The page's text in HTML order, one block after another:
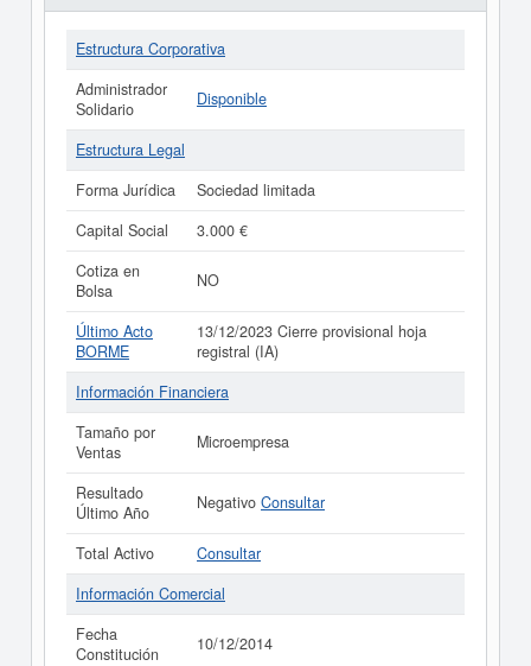
Estructura Corporativa
Administrador
Solidario
Disponible
Estructura Legal
Forma Jurídica
Sociedad limitada
Capital Social
3.000 €
Cotiza en
Bolsa
NO
Último Acto
BORME
13/12/2023 Cierre provisional hoja
registral (IA)
Información Financiera
Tamaño por
Ventas
Microempresa
Resultado
Último Año
Negativo Consultar
Total Activo
Consultar
Información Comercial
Fecha
Constitución
10/12/2014